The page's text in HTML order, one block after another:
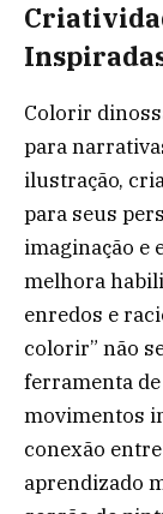
Colorir
para
ilustração,
para seus
imaginação e
melhora
enredos e
colorir” não
ferramenta
movimentos
conexão
aprendizado